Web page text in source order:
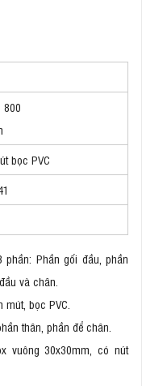
800
bọc PVC
Phần gối đầu, phần
và chân.
bọc PVC.
thân, phần để chân.
vuông 30x30mm, có nút